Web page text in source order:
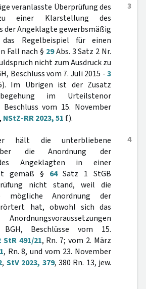
3
veranlasste Überprüfung des
einer Klarstellung des
der Angeklagte gewerbsmäßig
Regelbeispiel für einen
Fall nach § 29Abs. 3 Satz 2 Nr.
nicht zum Ausdruck zu
Beschluss vom 7. Juli 2015 -3
Im Übrigen ist der Zusatz
im Urteilstenor
vom 15. November
, NStZ-RR 2023, 51f.).
4
hält die unterbliebene
die Anordnung der
Angeklagten in einer
gemäß § 64Satz 1 StGB
nicht stand, weil die
mögliche Anordnung der
hat, obwohl sich das
Beschlüsse vom 15.
StR 491/21, Rn. 7; vom 2. März
, Rn. 8, und vom 23. November
, StV 2023, 379, 380 Rn. 13, jew.